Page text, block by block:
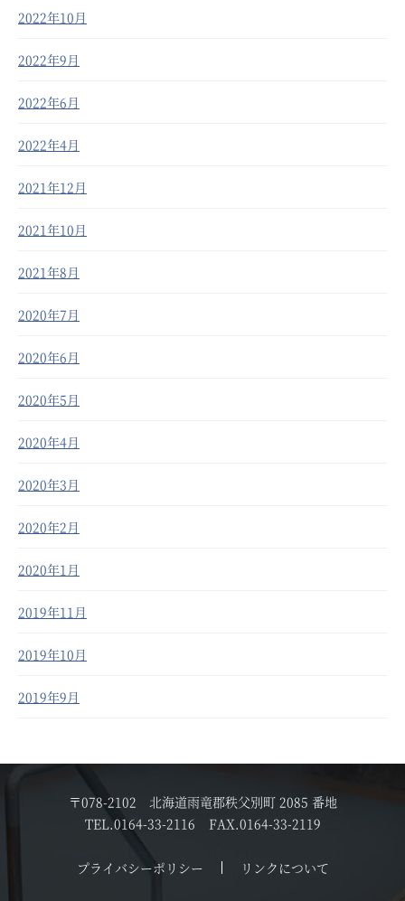
2022年10月
2022年9月
2022年6月
2022年4月
2021年12月
2021年10月
2021年8月
2020年7月
2020年6月
2020年5月
2020年4月
2020年3月
2020年2月
2020年1月
2019年11月
2019年10月
2019年9月
〒078-2102 北海道雨竜郡秩父別町 2085 番地
TEL.0164-33-2116 FAX.0164-33-2119
プライバシーポリシー リンクについて